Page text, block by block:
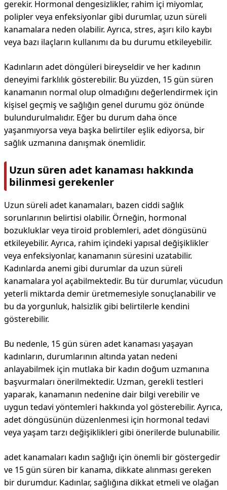
gerekir. Hormonal dengesizlikler, rahim içi miyomlar,
polipler veya enfeksiyonlar gibi durumlar, uzun süreli
kanamalara neden olabilir. Ayrıca, stres, aşırı kilo kaybı
veya bazı ilaçların kullanımı da bu durumu etkileyebilir.
Kadınların adet döngüleri bireyseldir ve her kadının
deneyimi farklılık gösterebilir. Bu yüzden, 15 gün süren
kanamanın normal olup olmadığını değerlendirmek için
kişisel geçmiş ve sağlığın genel durumu göz önünde
bulundurulmalıdır. Eğer bu durum daha önce
yaşanmıyorsa veya başka belirtiler eşlik ediyorsa, bir
sağlık uzmanına danışmak önemlidir.
Uzun süren adet kanaması hakkında
bilinmesi gerekenler
Uzun süreli adet kanamaları, bazen ciddi sağlık
sorunlarının belirtisi olabilir. Örneğin, hormonal
bozukluklar veya tiroid problemleri, adet döngüsünü
etkileyebilir. Ayrıca, rahim içindeki yapısal değişiklikler
veya enfeksiyonlar, kanamanın süresini uzatabilir.
Kadınlarda anemi gibi durumlar da uzun süreli
kanamalara yol açabilmektedir. Bu tür durumlar, vücudun
yeterli miktarda demir üretmemesiyle sonuçlanabilir ve
bu da yorgunluk, halsizlik gibi belirtilerle kendini
gösterebilir.
Bu nedenle, 15 gün süren adet kanaması yaşayan
kadınların, durumlarının altında yatan nedeni
anlayabilmek için mutlaka bir kadın doğum uzmanına
başvurmaları önerilmektedir. Uzman, gerekli testleri
yaparak, kanamanın nedenine dair bilgi verebilir ve
uygun tedavi yöntemleri hakkında yol gösterebilir. Ayrıca,
adet döngüsünün düzenlenmesi için hormonal tedavi
veya yaşam tarzı değişiklikleri gibi önerilerde bulunabilir.
adet kanamaları kadın sağlığı için önemli bir göstergedir
ve 15 gün süren bir kanama, dikkate alınması gereken
bir durumdur. Kadınlar, sağlığına dikkat etmeli ve olağan